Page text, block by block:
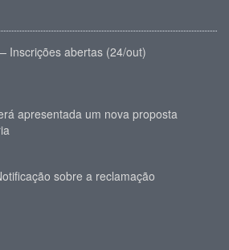
Inscrições abertas (24/out)
apresentada um nova proposta
sobre a reclamação